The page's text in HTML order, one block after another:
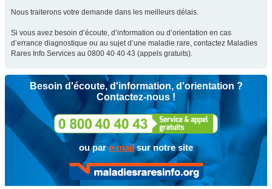
Nous traiterons votre demande dans les meilleurs délais.
Si vous avez besoin d’écoute, d’information ou d’orientation en cas
d’errance diagnostique ou au sujet d’une maladie rare, contactez Maladies
Rares Info Services au 0800 40 40 43 (appels gratuits).
Besoin d'écoute, d'information, d'orientation ?
Contactez-nous !
ou pare-mailsur notre site